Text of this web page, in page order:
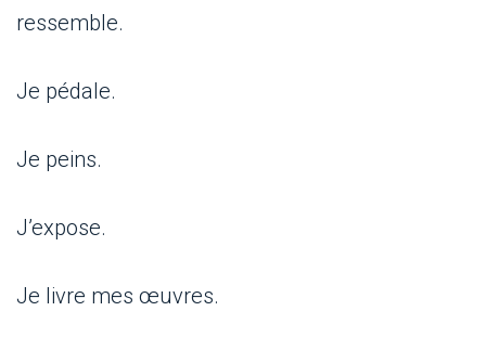
ressemble.
Je pédale.
Je peins.
J’expose.
Je livre mes œuvres.